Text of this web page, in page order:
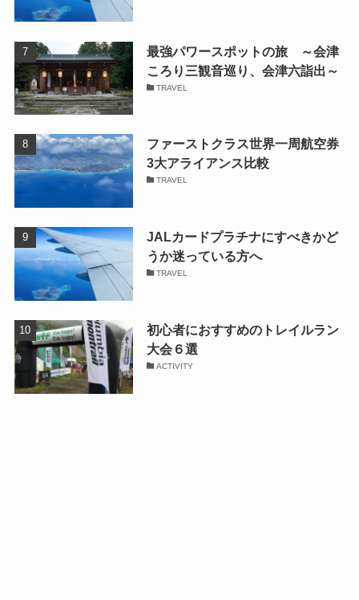
最強パワースポットの旅 ～会津
ころり三観音巡り、会津六詣出～
TRAVEL
ファーストクラス世界一周航空券
3大アライアンス比較
TRAVEL
JALカードプラチナにすべきかど
うか迷っている方へ
TRAVEL
初心者におすすめのトレイルラン
大会６選
ACTIVITY